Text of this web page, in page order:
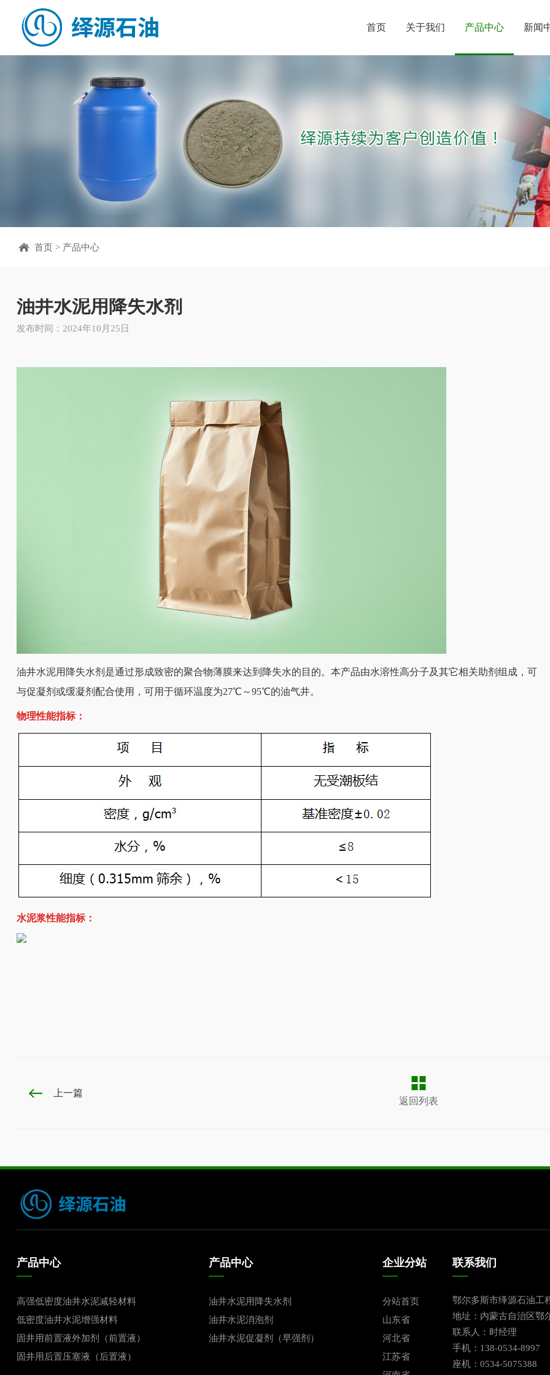
首页 关于我们 产品中心 新闻
首页> 产品中心
油井水泥用降失水剂
发布时间：2024年10月25日
油井水泥用降失水剂是通过形成致密的聚合物薄膜来达到降失水的目的。本产品由水溶性高分子及其它相关助剂组成，可
与促凝剂或缓凝剂配合使用，可用于循环温度为27℃～95℃的油气井。
物理性能指标：
水泥浆性能指标：
上一篇
返回列表
产品中心
高强低密度油井水泥减轻材料
低密度油井水泥增强材料
固井用前置液外加剂（前置液）
固井用后置压塞液（后置液）
产品中心
油井水泥用降失水剂
油井水泥消泡剂
油井水泥促凝剂（早强剂）
企业分站
分站首页
山东省
河北省
江苏省
联系我们
鄂尔多斯市绎源石油工
地址：内蒙古自治区鄂
联系人：时经理
手机：138-0534-8997
座机：0534-5075388